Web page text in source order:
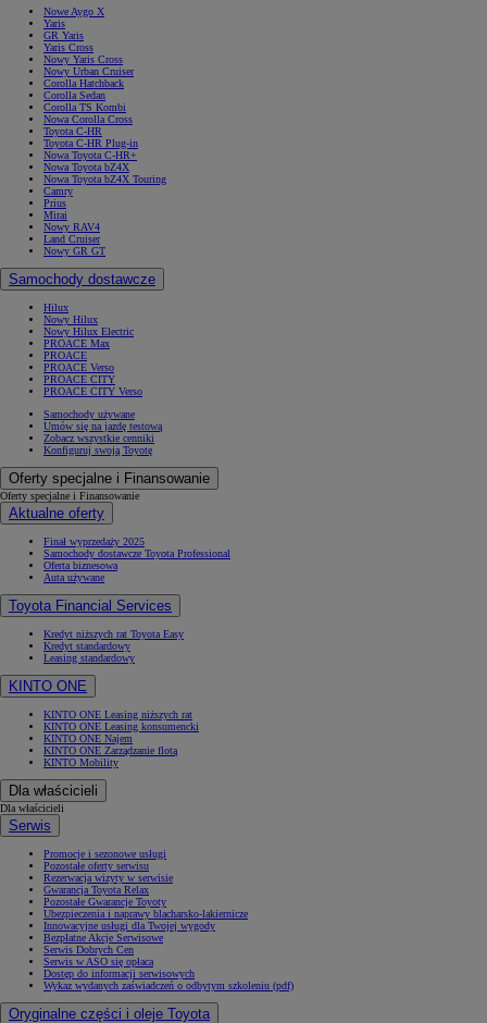
Nowe Aygo X
Yaris
GR Yaris
Yaris Cross
Nowy Yaris Cross
Nowy Urban Cruiser
Corolla Hatchback
Corolla Sedan
Corolla TS Kombi
Nowa Corolla Cross
Toyota C-HR
Toyota C-HR Plug-in
Nowa Toyota C-HR+
Nowa Toyota bZ4X
Nowa Toyota bZ4X Touring
Camry
Prius
Mirai
Nowy RAV4
Land Cruiser
Nowy GR GT
Samochody dostawcze
Hilux
Nowy Hilux
Nowy Hilux Electric
PROACE Max
PROACE
PROACE Verso
PROACE CITY
PROACE CITY Verso
Samochody używane
Umów się na jazdę testową
Zobacz wszystkie cenniki
Konfiguruj swoją Toyotę
Oferty specjalne i Finansowanie
Oferty specjalne i Finansowanie
Aktualne oferty
Finał wyprzedaży 2025
Samochody dostawcze Toyota Professional
Oferta biznesowa
Auta używane
Toyota Financial Services
Kredyt niższych rat Toyota Easy
Kredyt standardowy
Leasing standardowy
KINTO ONE
KINTO ONE Leasing niższych rat
KINTO ONE Leasing konsumencki
KINTO ONE Najem
KINTO ONE Zarządzanie flotą
KINTO Mobility
Dla właścicieli
Dla właścicieli
Serwis
Promocje i sezonowe usługi
Pozostałe oferty serwisu
Rezerwacja wizyty w serwisie
Gwarancja Toyota Relax
Pozostałe Gwarancje Toyoty
Ubezpieczenia i naprawy blacharsko-lakiernicze
Innowacyjne usługi dla Twojej wygody
Bezpłatne Akcje Serwisowe
Serwis Dobrych Cen
Serwis w ASO się opłaca
Dostęp do informacji serwisowych
Wykaz wydanych zaświadczeń o odbytym szkoleniu (pdf)
Oryginalne części i oleje Toyota